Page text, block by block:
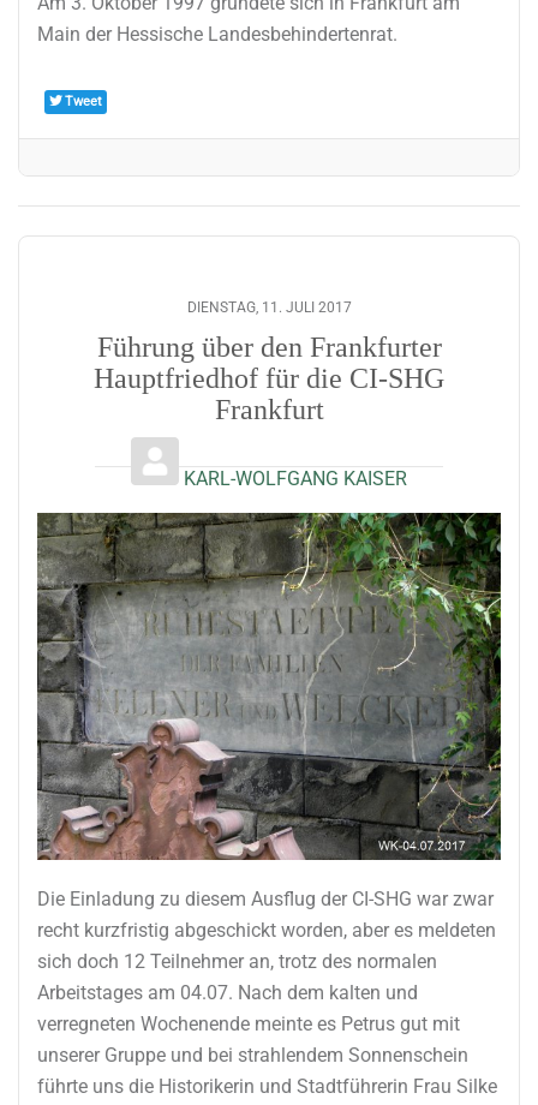
Main der Hessische Landesbehindertenrat.
Tweet
DIENSTAG, 11. JULI 2017
Führung über den Frankfurter
Hauptfriedhof für die CI-SHG
Frankfurt
KARL-WOLFGANG KAISER
Die Einladung zu diesem Ausflug der CI-SHG war zwar
recht kurzfristig abgeschickt worden, aber es meldeten
sich doch 12 Teilnehmer an, trotz des normalen
Arbeitstages am 04.07. Nach dem kalten und
verregneten Wochenende meinte es Petrus gut mit
unserer Gruppe und bei strahlendem Sonnenschein
führte uns die Historikerin und Stadtführerin Frau Silke